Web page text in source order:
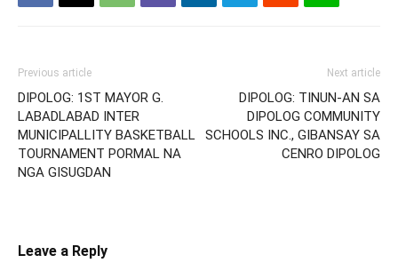
Previous article
DIPOLOG: 1ST MAYOR G.
LABADLABAD INTER
MUNICIPALLITY BASKETBALL
TOURNAMENT PORMAL NA
NGA GISUGDAN
Next article
DIPOLOG: TINUN-AN SA
DIPOLOG COMMUNITY
SCHOOLS INC., GIBANSAY SA
CENRO DIPOLOG
Leave a Reply